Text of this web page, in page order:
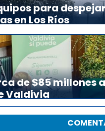
para
en Los Ríos
de $85
Valdivia